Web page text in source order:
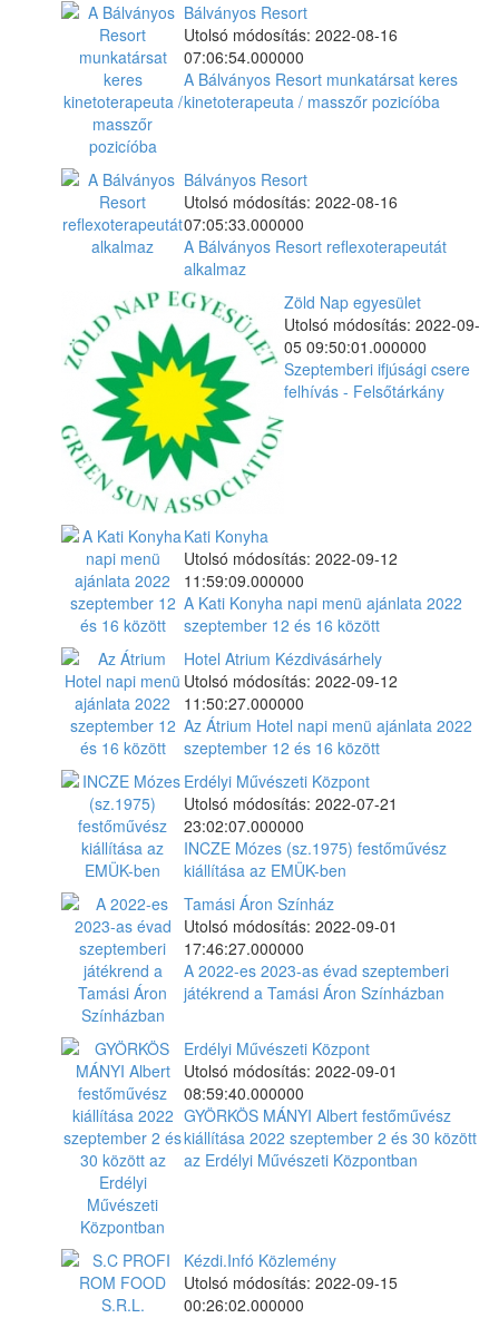
Bálványos Resort
Utolsó módosítás: 2022-08-16
07:06:54.000000
A Bálványos Resort munkatársat keres
kinetoterapeuta / masszőr pozicíóba
Bálványos Resort
Utolsó módosítás: 2022-08-16
07:05:33.000000
A Bálványos Resort reflexoterapeutát
alkalmaz
Zöld Nap egyesület
Utolsó módosítás: 2022-09-
05 09:50:01.000000
Szeptemberi ifjúsági csere
felhívás - Felsőtárkány
Kati Konyha
Utolsó módosítás: 2022-09-12
11:59:09.000000
A Kati Konyha napi menü ajánlata 2022
szeptember 12 és 16 között
Hotel Atrium Kézdivásárhely
Utolsó módosítás: 2022-09-12
11:50:27.000000
Az Átrium Hotel napi menü ajánlata 2022
szeptember 12 és 16 között
Erdélyi Művészeti Központ
Utolsó módosítás: 2022-07-21
23:02:07.000000
INCZE Mózes (sz.1975) festőművész
kiállítása az EMÜK-ben
Tamási Áron Színház
Utolsó módosítás: 2022-09-01
17:46:27.000000
A 2022-es 2023-as évad szeptemberi
játékrend a Tamási Áron Színházban
Erdélyi Művészeti Központ
Utolsó módosítás: 2022-09-01
08:59:40.000000
GYÖRKÖS MÁNYI Albert festőművész
kiállítása 2022 szeptember 2 és 30 között
az Erdélyi Művészeti Központban
Kézdi.Infó Közlemény
Utolsó módosítás: 2022-09-15
00:26:02.000000